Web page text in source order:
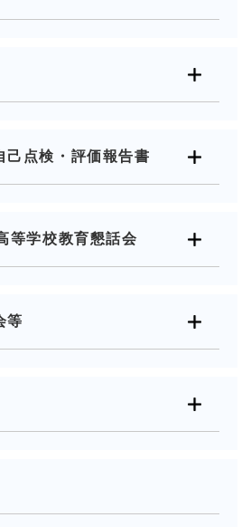
己点検・評価報告書
等学校教育懇話会
等